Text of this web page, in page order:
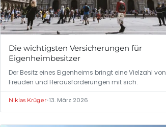
Die wichtigsten Versicherungen für
Eigenheimbesitzer
Der Besitz eines Eigenheims bringt eine Vielzahl von
Freuden und Herausforderungen mit sich.
Niklas Krüger•13. März 2026